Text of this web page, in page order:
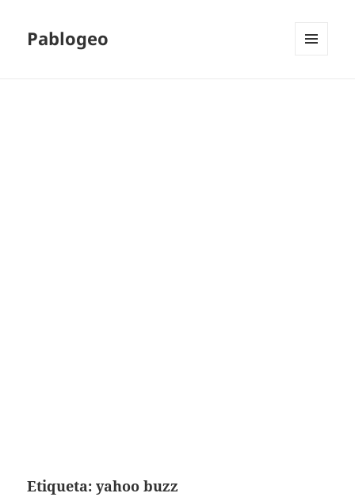
Pablogeo
Etiqueta:yahoo buzz